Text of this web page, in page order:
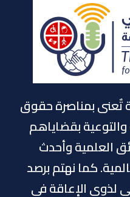
بمناصرة حقوق
بقضاياهم
العلمية وأحدث
كما نهتم برصد
لذوي الإعاقة في